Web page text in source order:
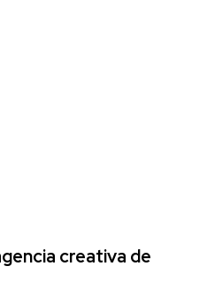
creativa de